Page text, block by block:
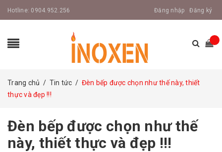
Hotline: 0904.952.256 Đăng nhập Đăng ký
Trang chủ / Tin tức / Đèn bếp được chọn như thế này, thiết
thực và đẹp !!!
Đèn bếp được chọn như thế
này, thiết thực và đẹp !!!